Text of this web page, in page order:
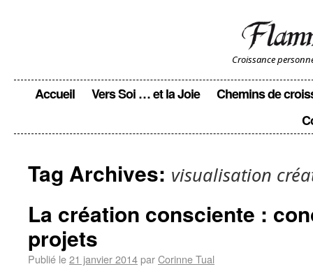
Croissance
Accueil Vers Soi … et la Joie
Chemins de
Tag Archives: visualisation
La création consciente :
projets
Publié le21 janvier 2014parCorinne Tual